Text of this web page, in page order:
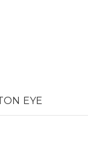
EYE